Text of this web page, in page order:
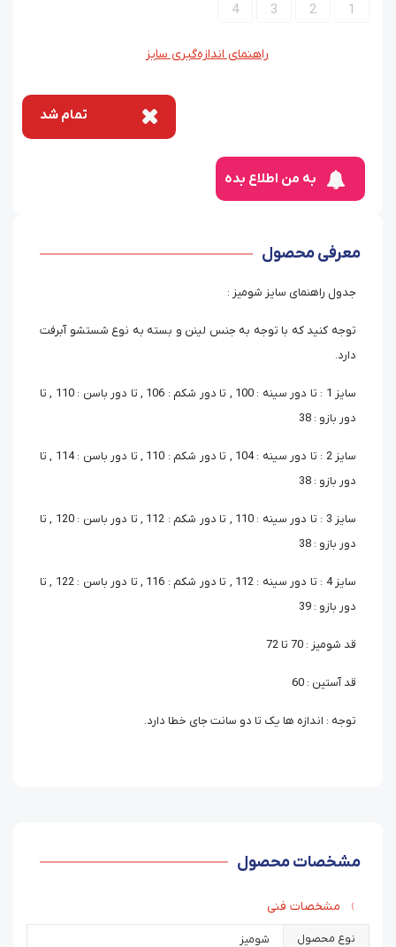
1
2
3
4
راهنمای اندازه‌گیری سایز
تمام شد
به من اطلاع بده
معرفی محصول
جدول راهنمای سایز شومیز :
توجه کنید که با توجه به جنس لینن و بسته به نوع شستشو آبرفت
دارد.
سایز 1 : تا دور سینه : 100 , تا دور شکم : 106 , تا دور باسن : 110 , تا
دور بازو : 38
سایز 2 : تا دور سینه : 104 , تا دور شکم : 110 , تا دور باسن : 114 , تا
دور بازو : 38
سایز 3 : تا دور سینه : 110 , تا دور شکم : 112 , تا دور باسن : 120 , تا
دور بازو : 38
سایز 4 : تا دور سینه : 112 , تا دور شکم : 116 , تا دور باسن : 122 , تا
دور بازو : 39
قد شومیز : 70 تا 72
قد آستین : 60
توجه : اندازه ها یک تا دو سانت جای خطا دارد.
مشخصات محصول
مشخصات فنی
نوع محصول شومیز